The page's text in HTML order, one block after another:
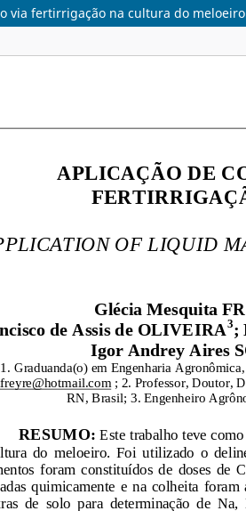
via fertirrigação na cultura do meloeiro